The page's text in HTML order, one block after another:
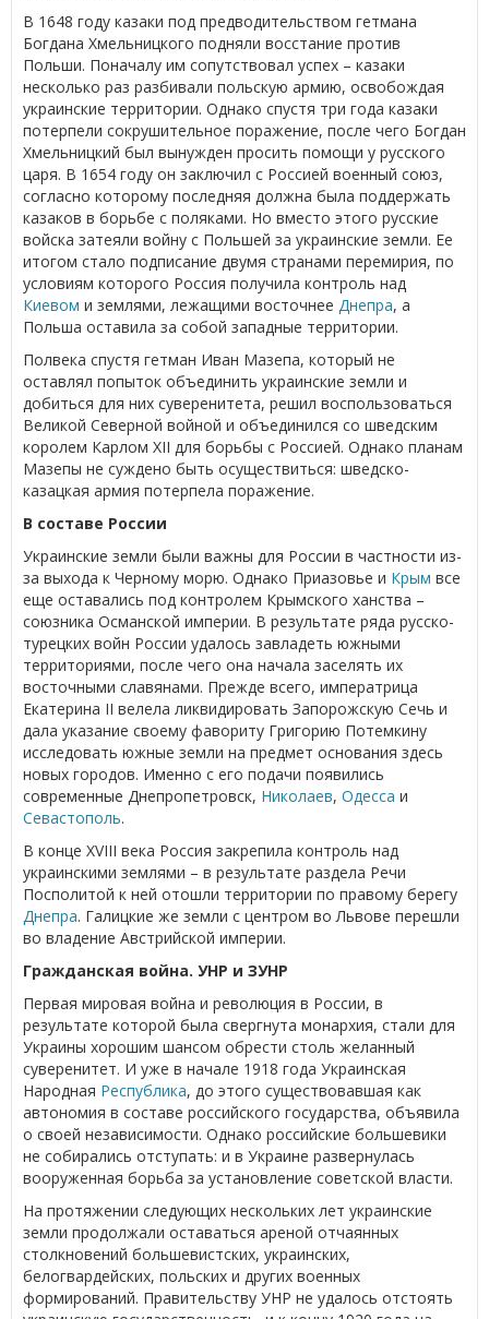
В 1648 году казаки под предводительством гетмана
Богдана Хмельницкого подняли восстание против
Польши. Поначалу им сопутствовал успех – казаки
несколько раз разбивали польскую армию, освобождая
украинские территории. Однако спустя три года казаки
потерпели сокрушительное поражение, после чего Богдан
Хмельницкий был вынужден просить помощи у русского
царя. В 1654 году он заключил с Россией военный союз,
согласно которому последняя должна была поддержать
казаков в борьбе с поляками. Но вместо этого русские
войска затеяли войну с Польшей за украинские земли. Ее
итогом стало подписание двумя странами перемирия, по
условиям которого Россия получила контроль над
Киевом и землями, лежащими восточнее Днепра, а
Польша оставила за собой западные территории.
Полвека спустя гетман Иван Мазепа, который не
оставлял попыток объединить украинские земли и
добиться для них суверенитета, решил воспользоваться
Великой Северной войной и объединился со шведским
королем Карлом XII для борьбы с Россией. Однако планам
Мазепы не суждено быть осуществиться: шведско-
казацкая армия потерпела поражение.
В составе России
Украинские земли были важны для России в частности из-
за выхода к Черному морю. Однако Приазовье и Крым все
еще оставались под контролем Крымского ханства –
союзника Османской империи. В результате ряда русско-
турецких войн России удалось завладеть южными
территориями, после чего она начала заселять их
восточными славянами. Прежде всего, императрица
Екатерина II велела ликвидировать Запорожскую Сечь и
дала указание своему фавориту Григорию Потемкину
исследовать южные земли на предмет основания здесь
новых городов. Именно с его подачи появились
современные Днепропетровск, Николаев, Одесса и
Севастополь.
В конце XVIII века Россия закрепила контроль над
украинскими землями – в результате раздела Речи
Посполитой к ней отошли территории по правому берегу
Днепра. Галицкие же земли с центром во Львове перешли
во владение Австрийской империи.
Гражданская война. УНР и ЗУНР
Первая мировая война и революция в России, в
результате которой была свергнута монархия, стали для
Украины хорошим шансом обрести столь желанный
суверенитет. И уже в начале 1918 года Украинская
Народная Республика, до этого существовавшая как
автономия в составе российского государства, объявила
о своей независимости. Однако российские большевики
не собирались отступать: и в Украине развернулась
вооруженная борьба за установление советской власти.
На протяжении следующих нескольких лет украинские
земли продолжали оставаться ареной отчаянных
столкновений большевистских, украинских,
белогвардейских, польских и других военных
формирований. Правительству УНР не удалось отстоять